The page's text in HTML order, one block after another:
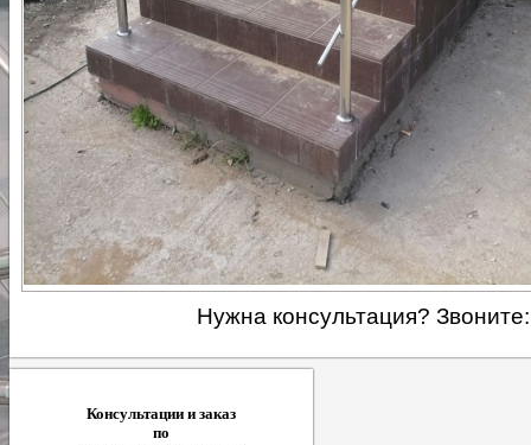
Нужна консультация?
Консультации и заказ
по